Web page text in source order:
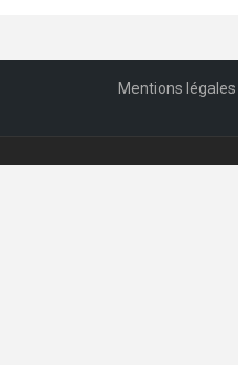
Mentions légales